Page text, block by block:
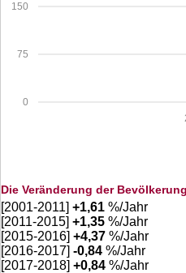
0
75
150
Die Veränderung der
[2001-2011] +1,61 %/Jahr
[2011-2015] +1,35 %/Jahr
[2015-2016] +4,37 %/Jahr
[2016-2017] -0,84 %/Jahr
[2017-2018] +0,84 %/Jahr